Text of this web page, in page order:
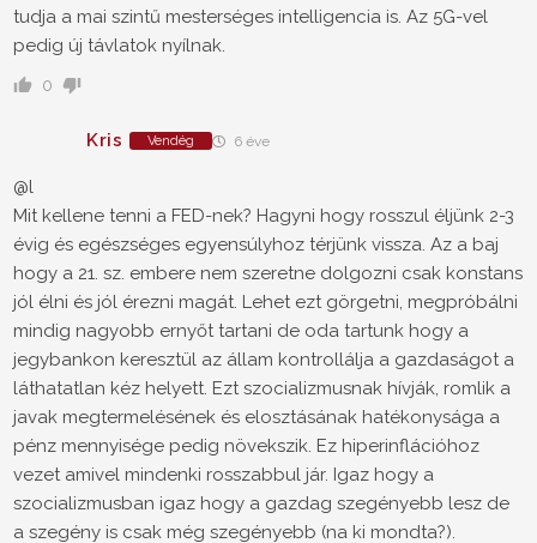
tudja a mai szintű mesterséges intelligencia is. Az 5G-vel
pedig új távlatok nyílnak.
0
Kris Vendég 6 éve
@l
Mit kellene tenni a FED-nek? Hagyni hogy rosszul éljünk 2-3
évig és egészséges egyensúlyhoz térjünk vissza. Az a baj
hogy a 21. sz. embere nem szeretne dolgozni csak konstans
jól élni és jól érezni magát. Lehet ezt görgetni, megpróbálni
mindig nagyobb ernyőt tartani de oda tartunk hogy a
jegybankon keresztül az állam kontrollálja a gazdaságot a
láthatatlan kéz helyett. Ezt szocializmusnak hívják, romlik a
javak megtermelésének és elosztásának hatékonysága a
pénz mennyisége pedig növekszik. Ez hiperinflációhoz
vezet amivel mindenki rosszabbul jár. Igaz hogy a
szocializmusban igaz hogy a gazdag szegényebb lesz de
a szegény is csak még szegényebb (na ki mondta?).